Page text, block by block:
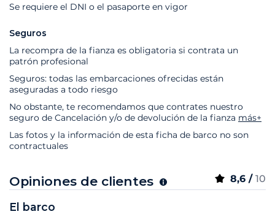
Se requiere el DNI o el pasaporte en vigor
Seguros
La recompra de la fianza es obligatoria si contrata un
patrón profesional
Seguros: todas las embarcaciones ofrecidas están
aseguradas a todo riesgo
No obstante, te recomendamos que contrates nuestro
seguro de Cancelación y/o de devolución de la fianza más+
Las fotos y la información de esta ficha de barco no son
contractuales
Opiniones de clientes 8,6 / 10
El barco